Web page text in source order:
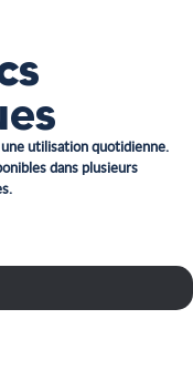
utilisation quotidienne.
dans plusieurs